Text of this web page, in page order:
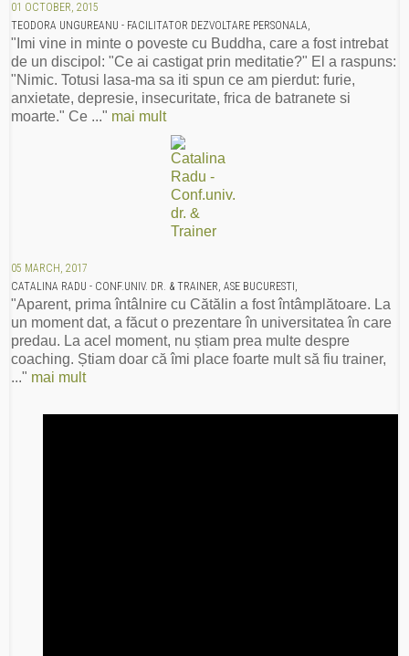
01 OCTOBER, 2015
TEODORA UNGUREANU - FACILITATOR DEZVOLTARE PERSONALA,
"Imi vine in minte o poveste cu Buddha, care a fost intrebat
de un discipol: "Ce ai castigat prin meditatie?" El a raspuns:
"Nimic. Totusi lasa-ma sa iti spun ce am pierdut: furie,
anxietate, depresie, insecuritate, frica de batranete si
moarte." Ce ..." mai mult
05 MARCH, 2017
CATALINA RADU - CONF.UNIV. DR. & TRAINER, ASE BUCURESTI,
"Aparent, prima întâlnire cu Cătălin a fost întâmplătoare. La
un moment dat, a făcut o prezentare în universitatea în care
predau. La acel moment, nu știam prea multe despre
coaching. Știam doar că îmi place foarte mult să fiu trainer,
..." mai mult